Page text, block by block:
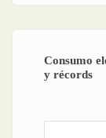
Consumo
y récords